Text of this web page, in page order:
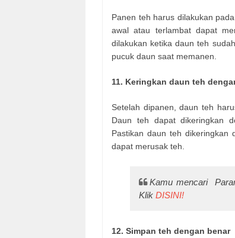
Panen teh harus dilakukan
awal atau terlambat dapat
dilakukan ketika daun teh
pucuk daun saat memanen.
11. Keringkan daun teh
Setelah dipanen, daun teh
Daun teh dapat dikeringkan
Pastikan daun teh dikeringkan
dapat merusak teh.
Kamu mencari
KlikDISINI!
12. Simpan teh dengan benar